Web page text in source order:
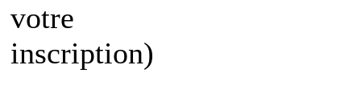
votre
inscription)